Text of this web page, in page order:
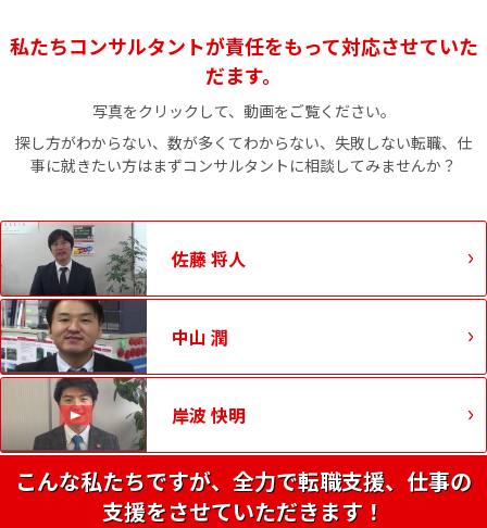
私たちコンサルタントが責任をもって対応させていた
だます。
写真をクリックして、動画をご覧ください。
探し方がわからない、数が多くてわからない、失敗しない転職、仕
事に就きたい方はまずコンサルタントに相談してみませんか？
佐藤 将人
中山 潤
岸波 快明
こんな私たちですが、全力で転職支援、仕事の
支援をさせていただきます！